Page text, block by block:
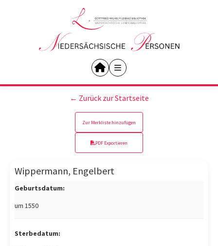
← Zurück zur Startseite
Zur Merkliste hinzufügen
PDF Exportieren
Wippermann, Engelbert
Geburtsdatum:
um 1550
Sterbedatum: